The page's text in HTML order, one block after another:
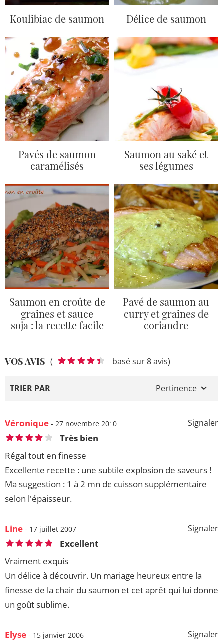
Koulibiac de saumon Délice de saumon
Pavés de saumon
caramélisés
Saumon au saké et
ses légumes
Saumon en croûte de
graines et sauce
soja : la recette facile
Pavé de saumon au
curry et graines de
coriandre
VOS AVIS ( basé sur 8 avis)
TRIER PAR Pertinence
Signaler
Véronique - 27 novembre 2010
Très bien
Régal tout en finesse
Excellente recette : une subtile explosion de saveurs !
Ma suggestion : 1 à 2 mn de cuisson supplémentaire
selon l'épaisseur.
Signaler
Line - 17 juillet 2007
Excellent
Vraiment exquis
Un délice à découvrir. Un mariage heureux entre la
finesse de la chair du saumon et cet aprêt qui lui donne
un goût sublime.
Signaler
Elyse - 15 janvier 2006